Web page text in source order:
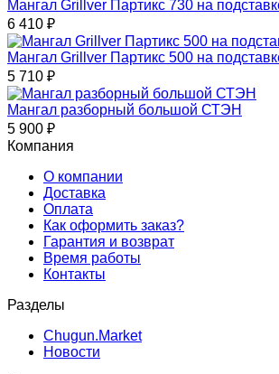
Мангал Grillver Партикс 730 на
6 410 ₽
Мангал Grillver Партикс 500 на
5 710 ₽
Мангал разборный большой СТЭН
5 900 ₽
Компания
О компании
Доставка
Оплата
Как оформить заказ?
Гарантия и возврат
Время работы
Контакты
Разделы
Chugun.Market
Новости